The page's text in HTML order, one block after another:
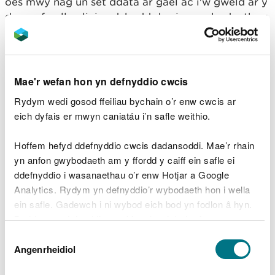
Mae'r wefan hon yn defnyddio cwcis
Rydym wedi gosod ffeiliau bychain o’r enw cwcis ar
eich dyfais er mwyn caniatáu i’n safle weithio.
Hoffem hefyd ddefnyddio cwcis dadansoddi. Mae’r rhain
yn anfon gwybodaeth am y ffordd y caiff ein safle ei
ddefnyddio i wasanaethau o’r enw Hotjar a Google
Analytics. Rydym yn defnyddio’r wybodaeth hon i wella
ein safle. Gadewch i ni wybod eich bod yn fodlon â hyn.
Byddwn yn defnyddio cwci i gadw eich dewis.
Gellirdarllen mwy am ein cwcis cyn i chi ddewis.
Caniatâd
Angenrheidiol
darn o fap lle cliciwyd, bydd dewis o wybodaeth ar
gael yn y blwch. Defnyddiwch un ai'r blwch neu'r
saethau cwymp i ddewis cronfa ddata, fel sy'n cael
Diagram 4 – Cael rhagor o wybodaeth
Ar ôl dewis, cliciwch yr hyperddolen ‘Rhagor o
wybodaeth’ i agor gwe-dudalen arall ar gyfer
gwybodaeth ychwanegol.
1.2.3 Dewislen Offer (Rydw i
eisiau...)
a dewisiadau i ddefnyddwyr. Y rhain yw: